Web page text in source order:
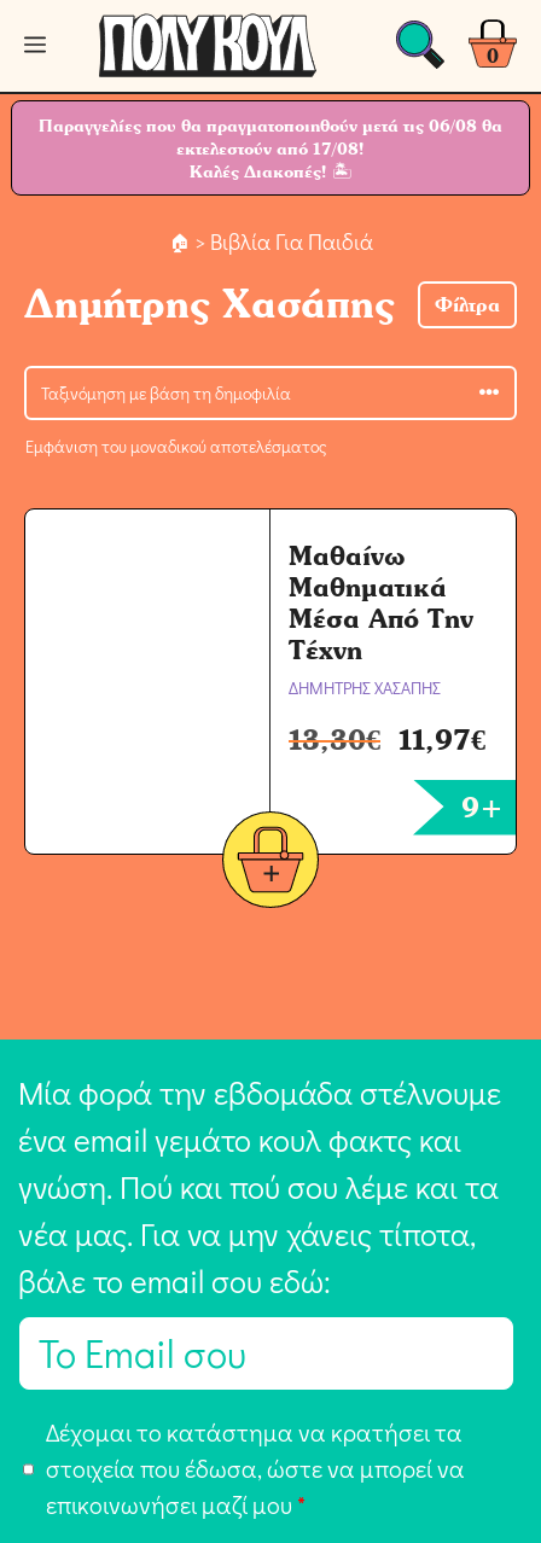
Μετάβαση
περιεχόμενο
0
Μενού
Παραγγελίες που θα πραγματοποιηθούν μετά τις 06/08 θα
εκτελεστούν από 17/08!
Καλές Διακοπές! 🏝
> Βιβλία Για Παιδιά
Δημήτρης Χασάπης Φίλτρα
Εμφάνιση του μοναδικού αποτελέσματος
Μαθαίνω
Μαθηματικά
Μέσα Από Την
Τέχνη
ΔΗΜΗΤΡΗΣ ΧΑΣΑΠΗΣ
13,30€ 11,97€
9+
Μία φορά την εβδομάδα στέλνουμε
ένα email γεμάτο κουλ φακτς και
γνώση. Πού και πού σου λέμε και τα
νέα μας. Για να μην χάνεις τίποτα,
βάλε το email σου εδώ:
E
π
Δέχομαι το κατάστημα να κρατήσει τα
στοιχεία που έδωσα, ώστε να μπορεί να
επικοινωνήσει μαζί μου *